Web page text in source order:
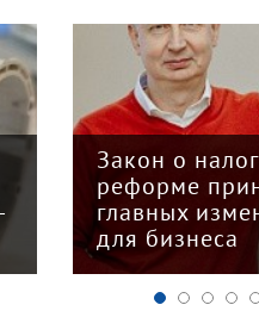
Закон о
реформе
главных
для бизнеса